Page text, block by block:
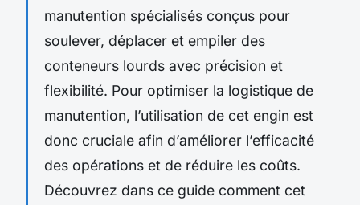
manutention spécialisés conçus pour
soulever, déplacer et empiler des
conteneurs lourds avec précision et
flexibilité. Pour optimiser la logistique de
manutention, l’utilisation de cet engin est
donc cruciale afin d’améliorer l’efficacité
des opérations et de réduire les coûts.
Découvrez dans ce guide comment cet